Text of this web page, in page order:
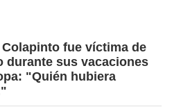
fue víctima de
durante sus vacaciones
"Quién hubiera